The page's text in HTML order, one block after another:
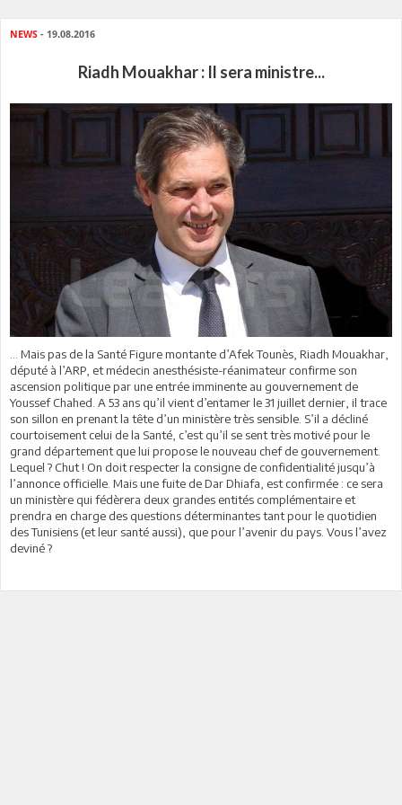
NEWS - 19.08.2016
Riadh Mouakhar : Il sera ministre...
... Mais pas de la Santé Figure montante d’Afek Tounès, Riadh Mouakhar,
député à l’ARP, et médecin anesthésiste-réanimateur confirme son
ascension politique par une entrée imminente au gouvernement de
Youssef Chahed. A 53 ans qu’il vient d’entamer le 31 juillet dernier, il trace
son sillon en prenant la tête d’un ministère très sensible. S’il a décliné
courtoisement celui de la Santé, c’est qu’il se sent très motivé pour le
grand département que lui propose le nouveau chef de gouvernement.
Lequel ? Chut ! On doit respecter la consigne de confidentialité jusqu’à
l’annonce officielle. Mais une fuite de Dar Dhiafa, est confirmée : ce sera
un ministère qui fédèrera deux grandes entités complémentaire et
prendra en charge des questions déterminantes tant pour le quotidien
des Tunisiens (et leur santé aussi), que pour l’avenir du pays. Vous l’avez
deviné ?